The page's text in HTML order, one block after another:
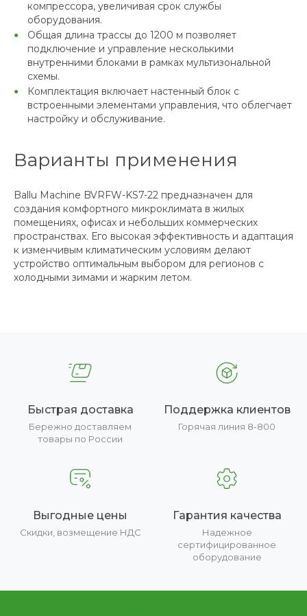
компрессора, увеличивая срок службы
оборудования.
Общая длина трассы до 1200 м позволяет
подключение и управление несколькими
внутренними блоками в рамках мультизональной
схемы.
Комплектация включает настенный блок с
встроенными элементами управления, что облегчает
настройку и обслуживание.
Варианты применения
Ballu Machine BVRFW-KS7-22 предназначен для
создания комфортного микроклимата в жилых
помещениях, офисах и небольших коммерческих
пространствах. Его высокая эффективность и адаптация
к изменчивым климатическим условиям делают
устройство оптимальным выбором для регионов с
холодными зимами и жарким летом.
Быстрая доставка
Бережно доставляем
товары по России
Поддержка клиентов
Горячая линия 8-800
Выгодные цены
Скидки, возмещение НДС
Гарантия качества
Надежное
сертифицированное
оборудование